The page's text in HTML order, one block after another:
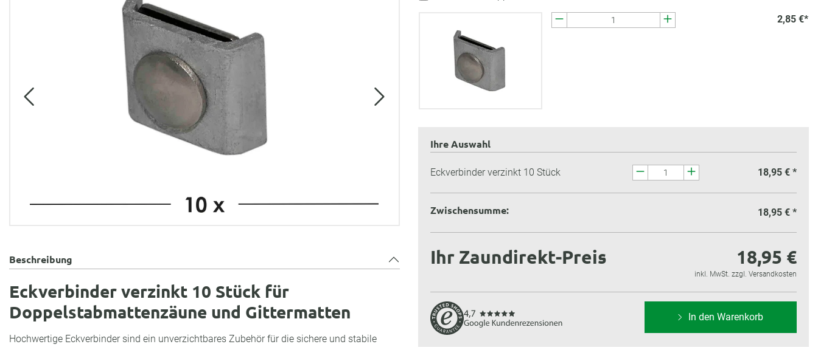
Beschreibung
Eckverbinder verzinkt 10 Stück für
Doppelstabmattenzäune und Gittermatten
Hochwertige Eckverbinder sind ein unverzichtbares Zubehör für die sichere und stabile
2,85 €*
Ihre Auswahl
Eckverbinder verzinkt 10 Stück 18,95 € *
Zwischensumme: 18,95 € *
Ihr Zaundirekt-Preis 18,95 €
inkl. MwSt. zzgl. Versandkosten
In den Warenkorb